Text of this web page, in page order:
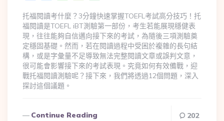
托福閱讀考什麼？3分鐘快速掌握TOEFL考試高分技巧！托
福閱讀是TOEFL iBT測驗第一部份，考生若能展現穩健表
現，往往能夠自信邁向接下來的考試，為隨後三項測驗奠
定穩固基礎。然而，若在閱讀過程中受困於複雜的長句結
構，或是字彙量不足導致無法完整閱讀文章或誤判文意，
很可能會影響接下來的考試表現。究竟如何有效備戰，迎
戰托福閱讀測驗呢？接下來，我們將透過12個問題，深入
探討這個議題。
Continue Reading 202